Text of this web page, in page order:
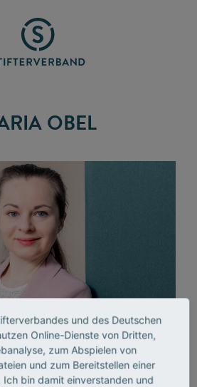
OBEL
ist Kommunikations­
Schwerpunkt Social
in der
und des Deutschen
Online-Dienste von Dritten,
zum Abspielen von
und zum Bereitstellen einer
Ich bin damit einverstanden und